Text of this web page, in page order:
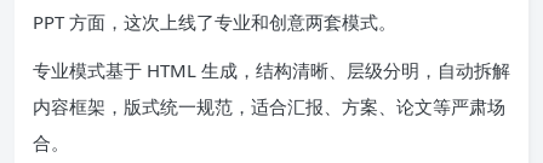
PPT 方面，这次上线了专业和创意两套模式。
专业模式基于 HTML 生成，结构清晰、层级分明，自动拆解
内容框架，版式统一规范，适合汇报、方案、论文等严肃场
合。